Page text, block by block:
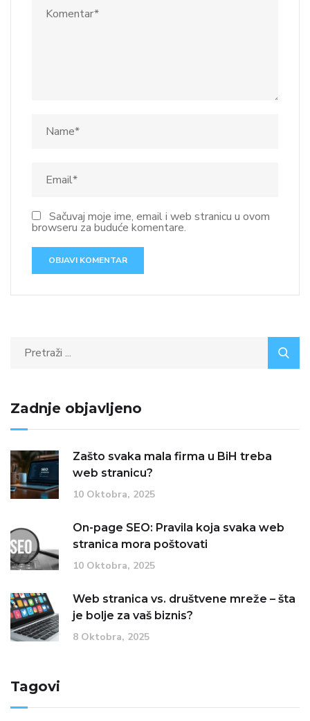
Sačuvaj moje ime, email i web stranicu u ovom
browseru za buduće komentare.
Zadnje objavljeno
Zašto svaka mala firma u BiH treba
web stranicu?
10 Oktobra, 2025
On-page SEO: Pravila koja svaka web
stranica mora poštovati
10 Oktobra, 2025
Web stranica vs. društvene mreže – šta
je bolje za vaš biznis?
8 Oktobra, 2025
Tagovi